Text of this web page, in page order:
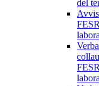
del